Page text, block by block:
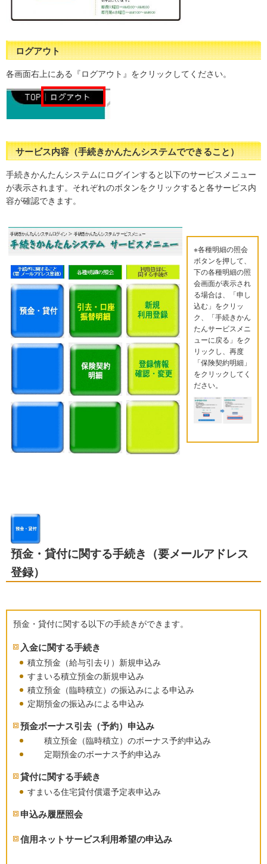
ログアウト
各画面右上にある『ログアウト』をクリックしてください。
サービス内容（手続きかんたんシステムでできること）
手続きかんたんシステムにログインすると以下のサービスメニュー
が表示されます。それぞれのボタンをクリックすると各サービス内
容が確認できます。
※各種明細の照会
ボタンを押して、
下の各種明細の照
会画面が表示され
る場合は、「申し
込む」をクリッ
ク、「手続きかん
たんサービスメニ
ューに戻る」をク
リックし、再度
「保険契約明細」
をクリックしてく
ださい。
預金・貸付に関する手続き（要メールアドレス
登録）
預金・貸付に関する以下の手続きができます。
入金に関する手続き
積立預金（給与引去り）新規申込み
すまいる積立預金の新規申込み
積立預金（臨時積立）の振込みによる申込み
定期預金の振込みによる申込み
預金ボーナス引去（予約）申込み
積立預金（臨時積立）のボーナス予約申込み
定期預金のボーナス予約申込み
貸付に関する手続き
すまいる住宅貸付償還予定表申込み
申込み履歴照会
信用ネットサービス利用希望の申込み